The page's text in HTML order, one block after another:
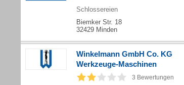
Schlossereien
Biemker Str. 18
32429 Minden
Winkelmann GmbH Co. KG
Werkzeuge-Maschinen
3 Bewertungen